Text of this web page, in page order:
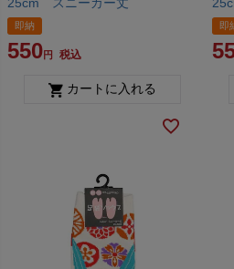
即納
550 税込
カートに入れる
即